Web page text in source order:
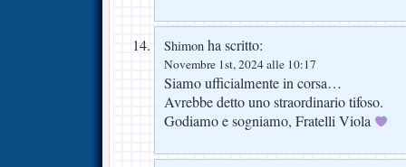
Shimon ha scritto:
Novembre 1st, 2024 alle 10:17
Siamo ufficialmente in corsa…
Avrebbe detto uno straordinario tifoso.
Godiamo e sogniamo, Fratelli Viola